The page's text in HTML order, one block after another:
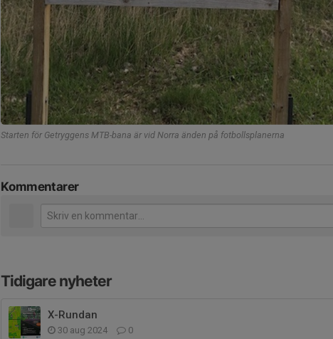
Starten för Getryggens MTB-bana är vid Norra änden på fotbollsplanerna
Kommentarer
Tidigare nyheter
X-Rundan
30 aug 2024 0